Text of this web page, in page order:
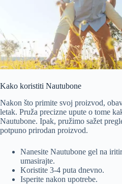
Kako koristiti Nautubone
Nakon što primite svoj proizvod,
letak. Pruža precizne upute o tome
Nautubone. Ipak, pružimo sažet
potpuno prirodan proizvod.
Nanesite Nautubone gel na
umasirajte.
Koristite 3-4 puta dnevno.
Isperite nakon upotrebe.